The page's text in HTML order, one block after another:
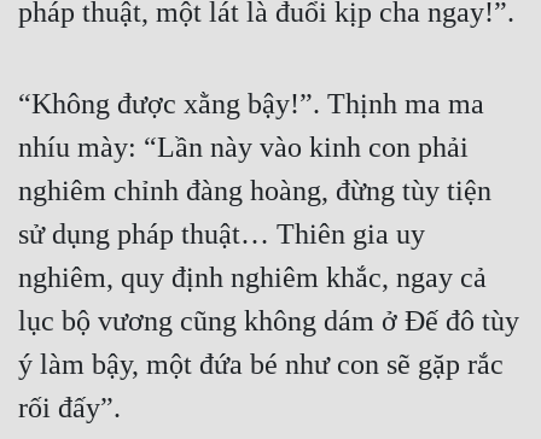
pháp thuật, một lát là đuổi kịp cha ngay!”.
“Không được xằng bậy!”. Thịnh ma ma
nhíu mày: “Lần này vào kinh con phải
nghiêm chỉnh đàng hoàng, đừng tùy tiện
sử dụng pháp thuật… Thiên gia uy
nghiêm, quy định nghiêm khắc, ngay cả
lục bộ vương cũng không dám ở Đế đô tùy
ý làm bậy, một đứa bé như con sẽ gặp rắc
rối đấy”.